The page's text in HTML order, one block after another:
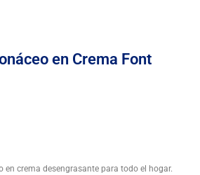
en Crema Font
crema desengrasante para todo el hogar.